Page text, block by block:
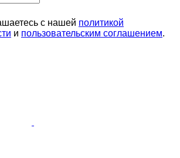
с нашей политикой
и пользовательским соглашением.